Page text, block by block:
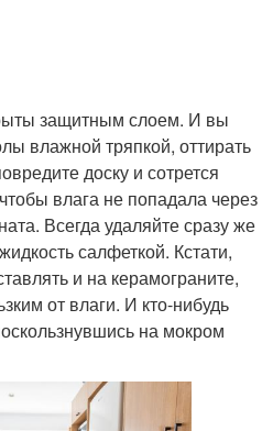
защитным слоем. И вы
влажной тряпкой, оттирать
доску и сотрется
влага не попадала через
Всегда удаляйте сразу же
салфеткой. Кстати,
и на керамограните,
от влаги. И кто-нибудь
на мокром